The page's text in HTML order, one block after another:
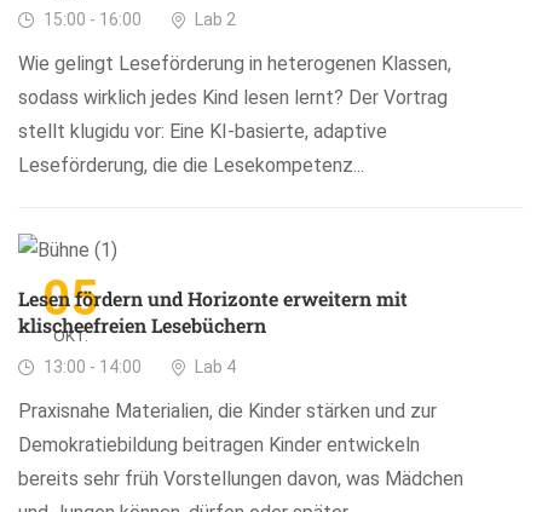
15:00 - 16:00 Lab 2
Wie gelingt Leseförderung in heterogenen Klassen,
sodass wirklich jedes Kind lesen lernt? Der Vortrag
stellt klugidu vor: Eine KI-basierte, adaptive
Leseförderung, die die Lesekompetenz...
05
OKT.
Lesen fördern und Horizonte erweitern mit
klischeefreien Lesebüchern
13:00 - 14:00 Lab 4
Praxisnahe Materialien, die Kinder stärken und zur
Demokratiebildung beitragen Kinder entwickeln
bereits sehr früh Vorstellungen davon, was Mädchen